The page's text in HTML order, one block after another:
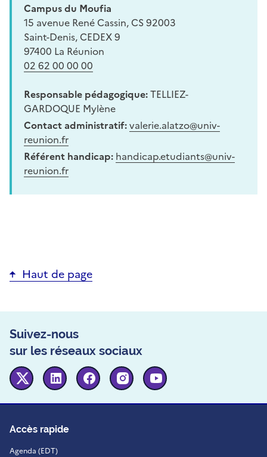
Campus du Moufia
15 avenue René Cassin, CS 92003
Saint-Denis, CEDEX 9
97400 La Réunion
02 62 00 00 00
Responsable pédagogique:TELLIEZ-
GARDOQUE Mylène
Contact administratif:valerie.alatzo@univ-
reunion.fr
Référent handicap: handicap.etudiants@univ-
reunion.fr
Haut de page
Suivez-nous
sur les réseaux sociaux
Twitter Linkedin FacebookInstagram
Accès rapide
Agenda (EDT)